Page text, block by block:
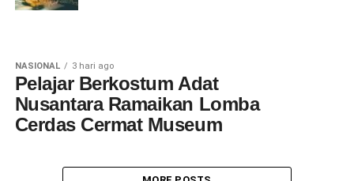
NASIONAL 3 hari ago
Pelajar Berkostum Adat
Nusantara Ramaikan Lomba
Cerdas Cermat Museum